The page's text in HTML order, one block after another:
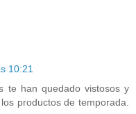
10:21
te han quedado vistosos y
productos de temporada.